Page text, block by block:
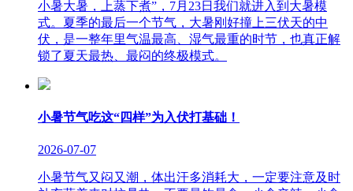
小暑大暑，上蒸下煮”，7月23日我们就进入到大暑模
式。夏季的最后一个节气，大暑刚好撞上三伏天的中
伏，是一整年里气温最高、湿气最重的时节，也真正解
锁了夏天最热、最闷的终极模式。
小暑节气吃这“四样”为入伏打基础！
2026-07-07
小暑节气又闷又潮，体出汗多消耗大，一定要注意及时